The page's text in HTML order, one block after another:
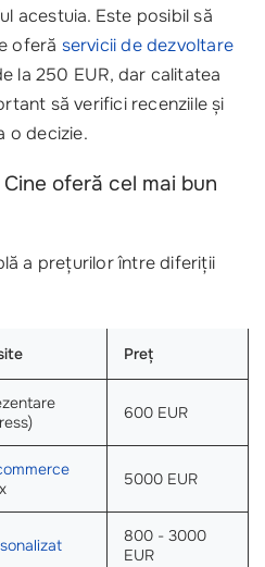
acestuia. Este posibil să
oferă servicii dedezvoltare
la 250 EUR, dar calitatea
să verifici recenziile și
o decizie.
oferă cel mai bun
a prețurilor între diferiții
Preț
600 EUR
5000 EUR
800 - 3000
EUR